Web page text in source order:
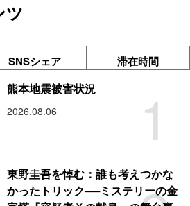
ツ
SNSシェア 滞在時間
1
熊本地震被害状況
2026.08.06
東野圭吾を悼む：誰も考えつかな
かったトリック──ミステリーの金